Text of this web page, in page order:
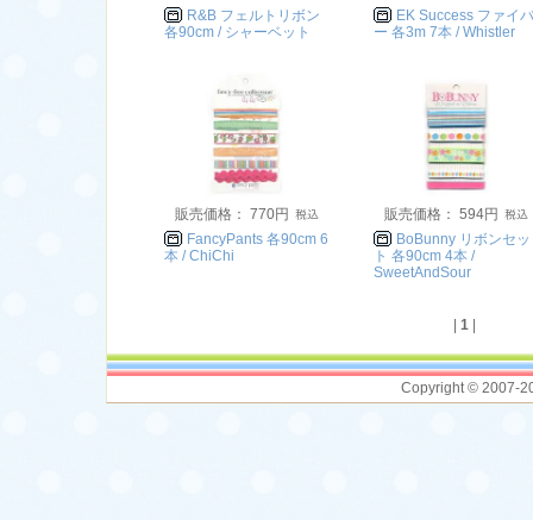
R&B フェルトリボン
各90cm / シャーベット
EK Success ファイバ
ー 各3m 7本 / Whistler
販売価格： 770円
FancyPants 各90cm 6
本 / ChiChi
販売価格： 594円
BoBunny リボンセッ
ト 各90cm 4本 /
SweetAndSour
1|
Copyright © 2007-